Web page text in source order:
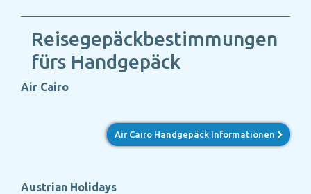
Reisegepäckbestimmungen
fürs Handgepäck
Air Cairo
Air Cairo Handgepäck Informationen
Austrian Holidays